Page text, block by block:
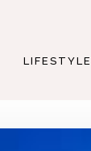
LIFESTYLE